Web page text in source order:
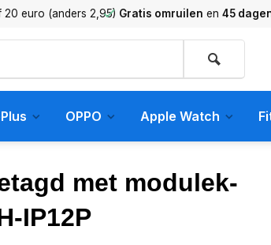
20 euro (anders 2,95) Gratis omruilen en 45
OPPO Apple Watch
met modulek-
IP12P